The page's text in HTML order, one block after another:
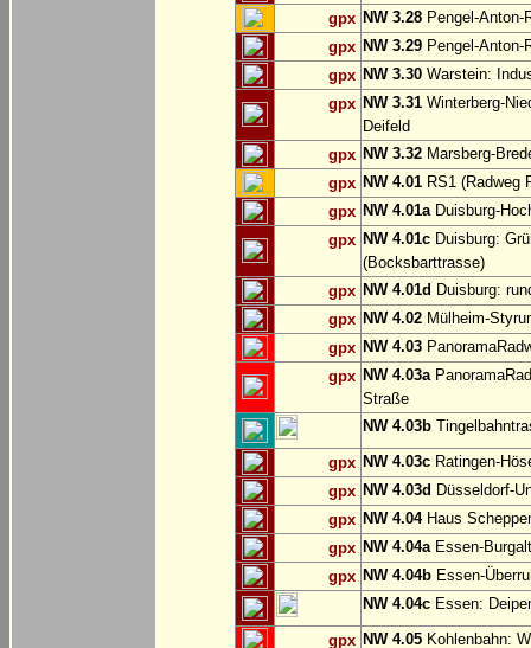
gpx NW 3.28 Pengel-
gpx NW 3.29 Pengel-Anton-
gpx NW 3.30 Warstein:
gpx NW 3.31 Winterberg-
Deifeld
gpx NW 3.32 Marsberg-
gpx NW 4.01 RS1 (Radweg
gpx NW 4.01aDuisburg-
gpx NW 4.01c Duisburg:
(Bocksbarttrasse)
gpx NW 4.01d Duisburg:
gpx NW 4.02 Mülheim-
gpx NW 4.03
gpx NW 4.03a
Straße
NW 4.03b
gpx NW 4.03c Ratingen-
gpx NW 4.03d Düsseldorf-
gpx NW 4.04Haus
gpx NW 4.04aEssen-
gpx NW 4.04b Essen-
NW 4.04c Essen:
gpx NW 4.05 Kohlenbahn: